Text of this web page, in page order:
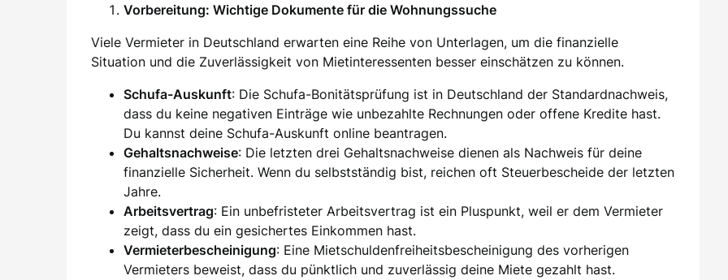
Vorbereitung: Wichtige Dokumente für die Wohnungssuche
Viele Vermieter in Deutschland erwarten eine Reihe von Unterlagen, um die finanzielle
Situation und die Zuverlässigkeit von Mietinteressenten besser einschätzen zu können.
Schufa-Auskunft: Die Schufa-Bonitätsprüfung ist in Deutschland der Standardnachweis,
dass du keine negativen Einträge wie unbezahlte Rechnungen oder offene Kredite hast.
Du kannst deine Schufa-Auskunft online beantragen.
Gehaltsnachweise: Die letzten drei Gehaltsnachweise dienen als Nachweis für deine
finanzielle Sicherheit. Wenn du selbstständig bist, reichen oft Steuerbescheide der letzten
Jahre.
Arbeitsvertrag: Ein unbefristeter Arbeitsvertrag ist ein Pluspunkt, weil er dem Vermieter
zeigt, dass du ein gesichertes Einkommen hast.
Vermieterbescheinigung: Eine Mietschuldenfreiheitsbescheinigung des vorherigen
Vermieters beweist, dass du pünktlich und zuverlässig deine Miete gezahlt hast.